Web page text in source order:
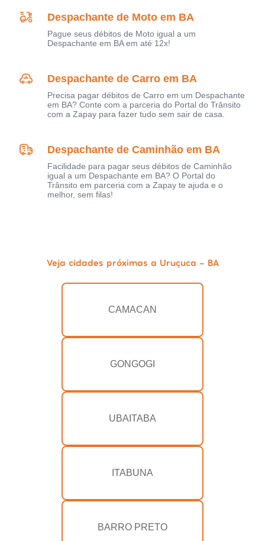
Despachante de Moto em BA
Pague seus débitos de Moto igual a um
Despachante em BA em até 12x!
Despachante de Carro em BA
Precisa pagar débitos de Carro em um Despachante
em BA? Conte com a parceria do Portal do Trânsito
com a Zapay para fazer tudo sem sair de casa.
Despachante de Caminhão em BA
Facilidade para pagar seus débitos de Caminhão
igual a um Despachante em BA? O Portal do
Trânsito em parceria com a Zapay te ajuda e o
melhor, sem filas!
Veja cidades próximas a Uruçuca - BA
CAMACAN
GONGOGI
UBAITABA
ITABUNA
BARRO PRETO